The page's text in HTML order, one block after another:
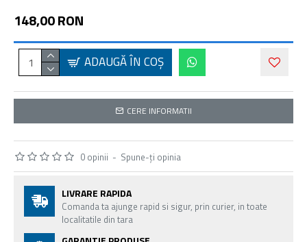
0 opinii - Spune-ţi opinia
148,00 RON
ADAUGĂ ÎN COŞ
CERE INFORMATII
LIVRARE RAPIDA
Comanda ta ajunge rapid si sigur, prin curier, in toate
localitatile din tara